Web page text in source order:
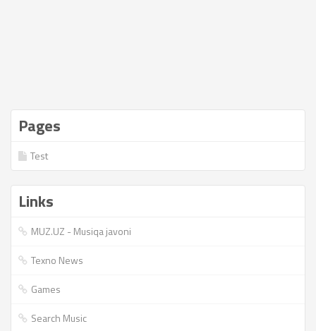
Pages
Test
Links
MUZ.UZ - Musiqa javoni
Texno News
Games
Search Music